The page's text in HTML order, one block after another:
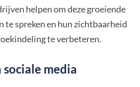
helpen om deze groeiende
te spreken en hun zichtbaarheid
te verbeteren.
media